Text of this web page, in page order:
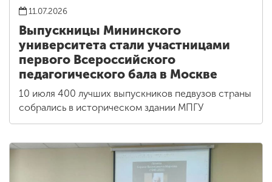
11.07.2026
Выпускницы Мининского
университета стали участницами
первого Всероссийского
педагогического бала в Москве
10 июля 400 лучших выпускников педвузов страны
собрались в историческом здании МПГУ